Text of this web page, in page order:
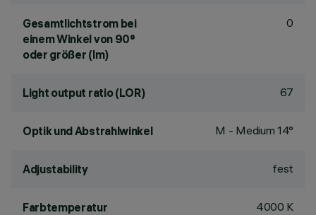
Gesamtlichtstrom bei
einem Winkel von 90°
oder größer (lm)
0
Light output ratio (LOR) 67
Optik und Abstrahlwinkel M - Medium 14°
Adjustability fest
Farbtemperatur 4000 K